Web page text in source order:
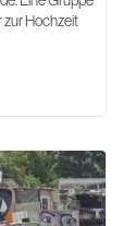
zur Hochzeit